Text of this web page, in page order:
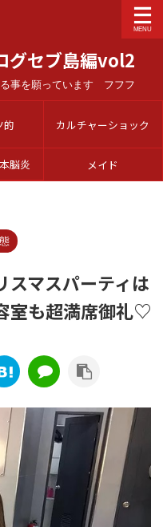
グセブ島編vol2
事を願っています フフフ
的 カルチャーショック
脳炎 メイド
スマスパーティは
室も超満席御礼♡